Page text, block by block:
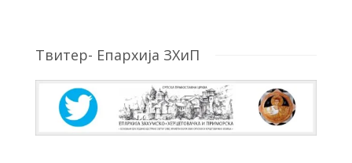
Твитер- Епархија ЗХиП